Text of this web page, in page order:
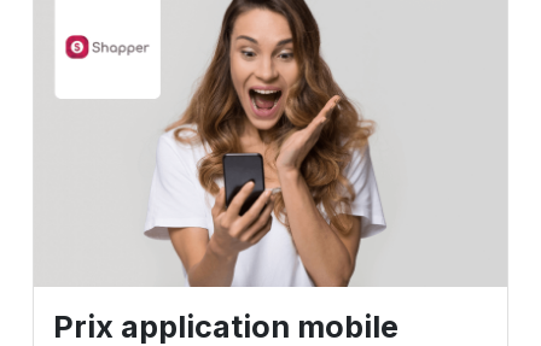
Prix application mobile